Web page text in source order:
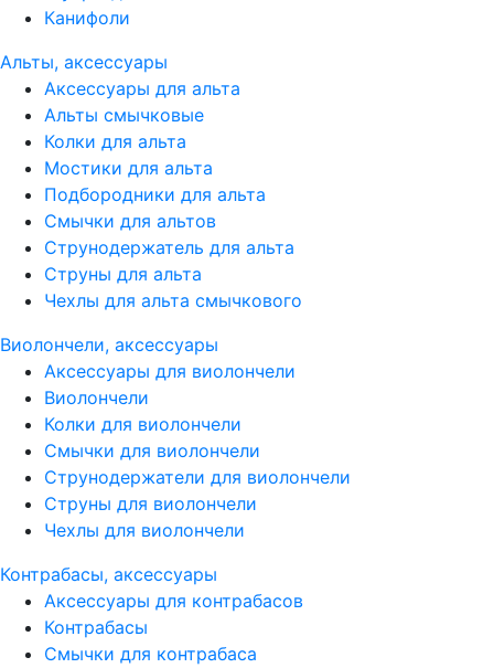
Канифоли
Альты, аксессуары
Аксессуары для альта
Альты смычковые
Колки для альта
Мостики для альта
Подбородники для альта
Смычки для альтов
Струнодержатель для альта
Струны для альта
Чехлы для альта смычкового
Виолончели, аксессуары
Аксессуары для виолончели
Виолончели
Колки для виолончели
Смычки для виолончели
Струнодержатели для виолончели
Струны для виолончели
Чехлы для виолончели
Контрабасы, аксессуары
Аксессуары для контрабасов
Контрабасы
Смычки для контрабаса